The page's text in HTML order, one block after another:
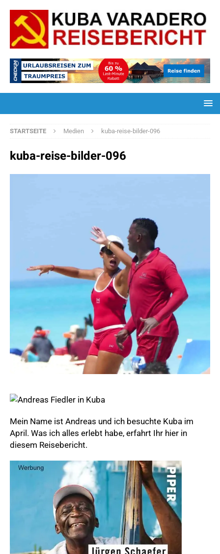
STARTSEITE Medien kuba-reise-bilder-096
kuba-reise-bilder-096
Mein Name ist Andreas und ich besuchte Kuba im
April. Was ich alles erlebt habe, erfahrt Ihr hier in
diesem Reisebericht.